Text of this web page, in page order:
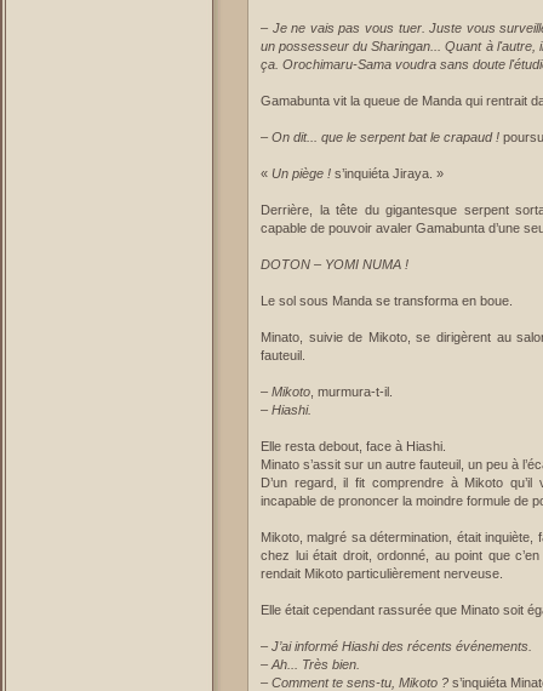
– Je ne vais pas vous tuer. Juste vous
un possesseur du Sharingan... Quant à
ça. Orochimaru-Sama voudra sans doute
Gamabunta vit la queue de Manda qui rentrait
– On dit... que le serpent bat le crapaud !
« Un piège ! s’inquiéta Jiraya. »
Derrière, la tête du gigantesque serpent
capable de pouvoir avaler Gamabunta d’une
DOTON – YOMI NUMA !
Le sol sous Manda se transforma en boue.
Minato, suivie de Mikoto, se dirigèrent au
fauteuil.
– Mikoto , murmura-t-il.
– Hiashi.
Elle resta debout, face à Hiashi.
Minato s’assit sur un autre fauteuil, un peu à
D’un regard, il fit comprendre à Mikoto
incapable de prononcer la moindre formule de
Mikoto, malgré sa détermination, était
chez lui était droit, ordonné, au point que
rendait Mikoto particulièrement nerveuse.
Elle était cependant rassurée que Minato soit
– J’ai informé Hiashi des récents événements.
– Ah... Très bien.
– Comment te sens-tu, Mikoto ? s’inquiéta